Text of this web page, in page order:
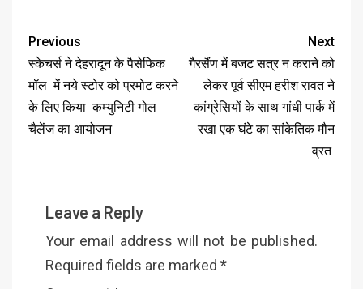
Previous
स्केचर्स ने देहरादून के पैसेफिक
मॉल में नये स्टोर को प्रमोट करने
के लिए किया कम्युनिटी गोल
चैलेंज का आयोजन
Next
गैरसैंण में बजट सत्र न कराने को
लेकर पूर्व सीएम हरीश रावत ने
कांग्रेसियों के साथ गांधी पार्क में
रखा एक घंटे का सांकेतिक मौन
व्रत
Leave a Reply
Your email address will not be published.
Required fields are marked *